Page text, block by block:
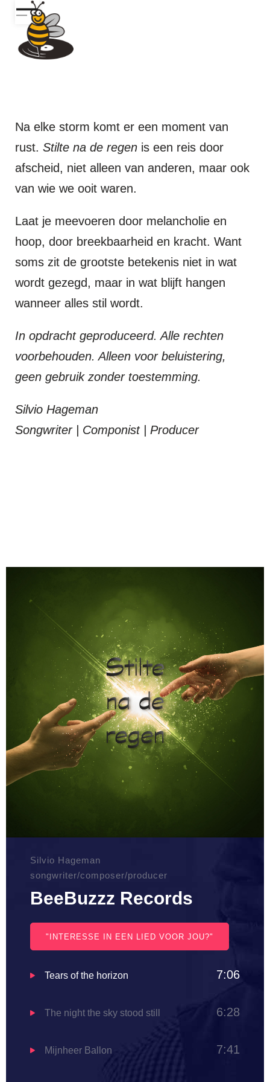
Na elke storm komt er een moment van
rust. Stilte na de regen is een reis door
afscheid, niet alleen van anderen, maar ook
van wie we ooit waren.
Laat je meevoeren door melancholie en
hoop, door breekbaarheid en kracht. Want
soms zit de grootste betekenis niet in wat
wordt gezegd, maar in wat blijft hangen
wanneer alles stil wordt.
In opdracht geproduceerd. Alle rechten
voorbehouden. Alleen voor beluistering,
geen gebruik zonder toestemming.
Silvio Hageman
Songwriter | Componist | Producer
Silvio Hageman
songwriter/composer/producer
BeeBuzzz Records
"INTERESSE IN EEN LIED VOOR JOU?"
Tears of the horizon 7:06
The night the sky stood still 6:28
Mijnheer Ballon 7:41